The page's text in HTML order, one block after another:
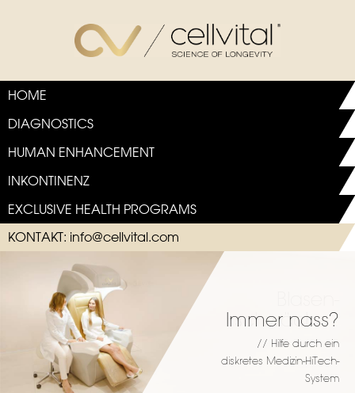
KONTAKT: info@cellvital.com
HOME
DIAGNOSTICS
HUMAN ENHANCEMENT
INKONTINENZ
EXCLUSIVE HEALTH PROGRAMS
Immer nass?
// Hilfe durch ein
diskretes Medizin-HiTech-
System